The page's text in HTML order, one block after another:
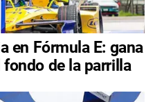
en Fórmula E: gana
fondo de la parrilla